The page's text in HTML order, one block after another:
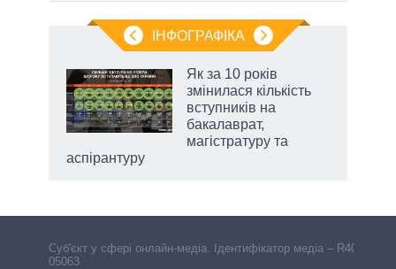
ІНФОГРАФІКА
Як за 10 років
змінилася кількість
вступників на
бакалаврат,
магістратуру та
аспірантуру
Cуб'єкт у сфері онлайн-медіа. Ідентифікатор медіа – R40-
05063